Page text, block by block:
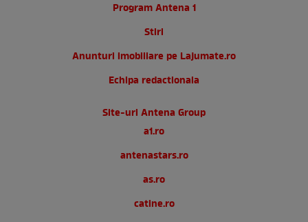
Program Antena 1
Stiri
Anunturi imobiliare pe Lajumate.ro
Echipa redactionala
Site-uri Antena Group
a1.ro
antenastars.ro
as.ro
catine.ro